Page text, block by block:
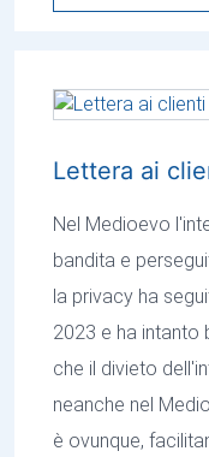
Lettera ai
Nel Medioevo
bandita e
la privacy ha
2023 e ha intanto
che il divieto
neanche nel
è ovunque,